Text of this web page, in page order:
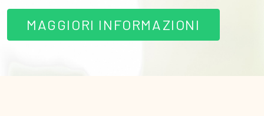
MAGGIORI INFORMAZIONI